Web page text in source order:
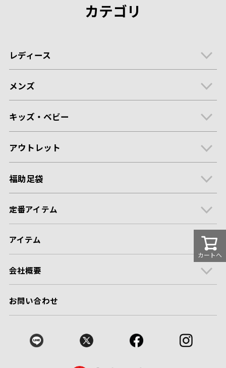
カートへ
カテゴリ
レディース
メンズ
キッズ・ベビー
アウトレット
福助足袋
定番アイテム
アイテム
会社概要
お問い合わせ